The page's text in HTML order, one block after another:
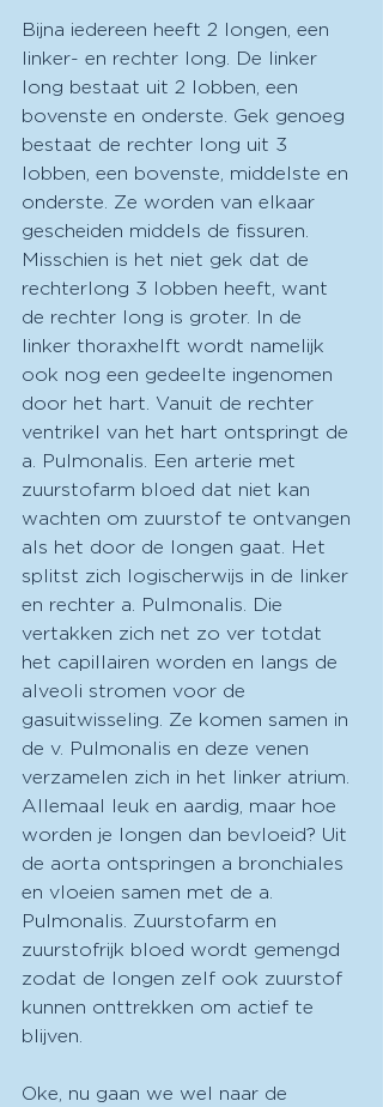
Bijna iedereen heeft 2 longen, een
linker- en rechter long. De linker
long bestaat uit 2 lobben, een
bovenste en onderste. Gek genoeg
bestaat de rechter long uit 3
lobben, een bovenste, middelste en
onderste. Ze worden van elkaar
gescheiden middels de fissuren.
Misschien is het niet gek dat de
rechterlong 3 lobben heeft, want
de rechter long is groter. In de
linker thoraxhelft wordt namelijk
ook nog een gedeelte ingenomen
door het hart. Vanuit de rechter
ventrikel van het hart ontspringt de
a. Pulmonalis. Een arterie met
zuurstofarm bloed dat niet kan
wachten om zuurstof te ontvangen
als het door de longen gaat. Het
splitst zich logischerwijs in de linker
en rechter a. Pulmonalis. Die
vertakken zich net zo ver totdat
het capillairen worden en langs de
alveoli stromen voor de
gasuitwisseling. Ze komen samen in
de v. Pulmonalis en deze venen
verzamelen zich in het linker atrium.
Allemaal leuk en aardig, maar hoe
worden je longen dan bevloeid? Uit
de aorta ontspringen a bronchiales
en vloeien samen met de a.
Pulmonalis. Zuurstofarm en
zuurstofrijk bloed wordt gemengd
zodat de longen zelf ook zuurstof
kunnen onttrekken om actief te
blijven.
Oke, nu gaan we wel naar de